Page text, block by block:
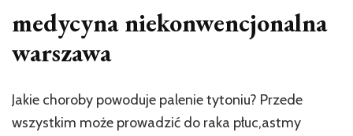
medycyna niekonwencjonalna
warszawa
Jakie choroby powoduje palenie tytoniu? Przede
wszystkim może prowadzić do raka płuc,astmy